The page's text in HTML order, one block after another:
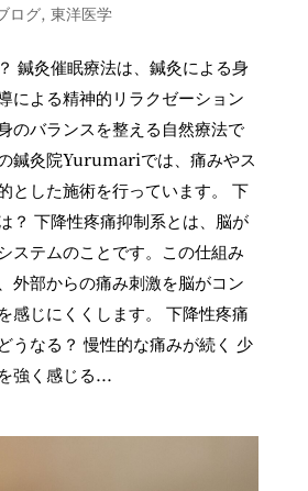
ログ, 東洋医学
鍼灸催眠療法は、鍼灸による身
による精神的リラクゼーション
のバランスを整える自然療法で
鍼灸院Yurumariでは、痛みやス
とした施術を行っています。 下
？ 下降性疼痛抑制系とは、脳が
ステムのことです。この仕組み
外部からの痛み刺激を脳がコン
感じにくくします。 下降性疼痛
うなる？ 慢性的な痛みが続く 少
強く感じる...